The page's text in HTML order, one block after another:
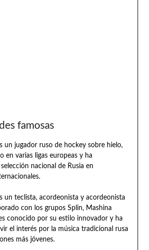
famosas
un jugador ruso de hockey sobre hielo,
en varias ligas europeas y ha
nacional de Rusia en
un teclista, acordeonista y acordeonista
con los grupos Splin, Mashina
conocido por su estilo innovador y ha
el interés por la música tradicional rusa
más jóvenes.